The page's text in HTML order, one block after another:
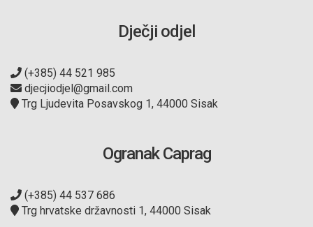
Dječji odjel
(+385) 44 521 985
djecjiodjel@gmail.com
Trg Ljudevita Posavskog 1, 44000 Sisak
Ogranak Caprag
(+385) 44 537 686
Trg hrvatske državnosti 1, 44000 Sisak